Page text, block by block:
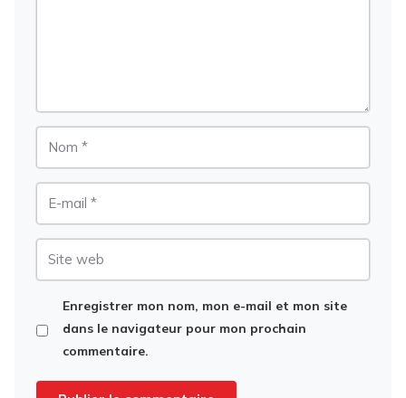
Enregistrer mon nom, mon e-mail et mon site
dans le navigateur pour mon prochain
commentaire.